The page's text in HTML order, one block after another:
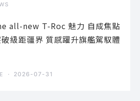
all-new T-Roc 魅力 自成焦點
級距疆界 質感躍升旗艦駕馭體
2026-07-31